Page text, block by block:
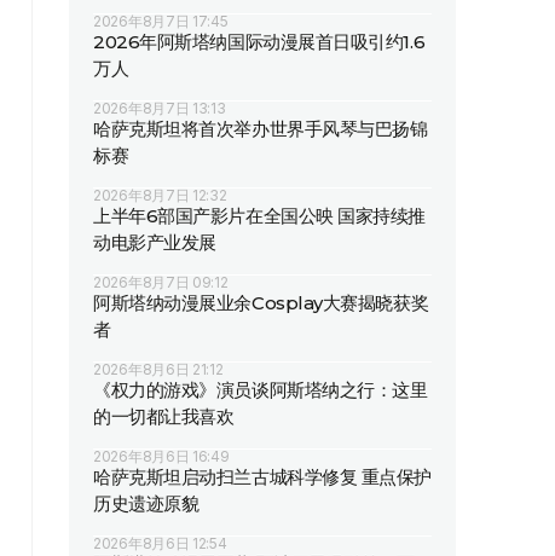
2026年8月7日 17:45
2026年阿斯塔纳国际动漫展首日吸引约1.6
万人
2026年8月7日 13:13
哈萨克斯坦将首次举办世界手风琴与巴扬锦
标赛
2026年8月7日 12:32
上半年6部国产影片在全国公映 国家持续推
动电影产业发展
2026年8月7日 09:12
阿斯塔纳动漫展业余Cosplay大赛揭晓获奖
者
2026年8月6日 21:12
《权力的游戏》演员谈阿斯塔纳之行：这里
的一切都让我喜欢
2026年8月6日 16:49
哈萨克斯坦启动扫兰古城科学修复 重点保护
历史遗迹原貌
2026年8月6日 12:54